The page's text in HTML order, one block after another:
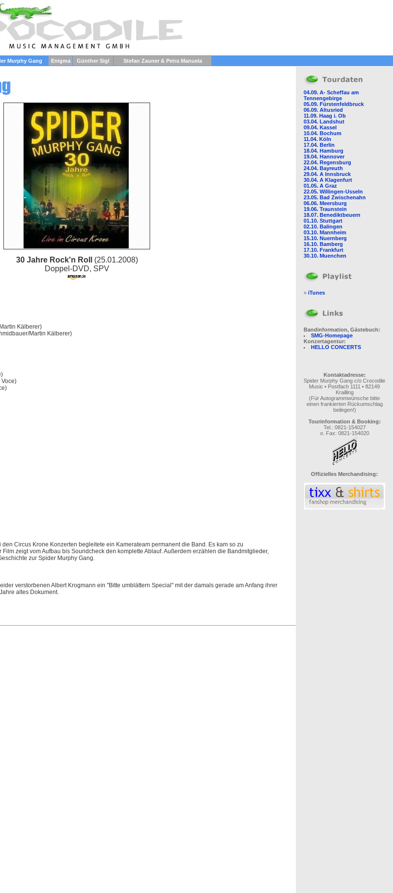
Murphy Gang Enigma Günther Sigl Stefan Zauner & Petra Manuela
30 Jahre Rock'n Roll
(25.01.2008)
Doppel-DVD, SPV
Kälberer)
Martin Kälberer)
Circus Krone Konzerten begleitete ein Kamerateam permanent die Band. Es kam so zu
zeigt vom Aufbau bis Soundcheck den komplette Ablauf. Außerdem erzählen die Bandmitglieder,
zur Spider Murphy Gang.
verstorbenen Albert Krogmann ein "Bitte umblättern Special" mit der damals gerade am Anfang ihrer
altes Dokument.
04.09. A- Scheffau am
Tennengebirge
05.09. Fürstenfeldbruck
06.09. Altusried
11.09. Haag i. Ob
03.04. Landshut
09.04. Kassel
10.04. Bochum
11.04. Köln
17.04. Berlin
18.04. Hamburg
19.04. Hannover
22.04. Regensburg
24.04. Bayreuth
29.04. A Innsbruck
30.04. A Klagenfurt
01.05. A Graz
22.05. Willingen-Usseln
23.05. Bad Zwischenahn
06.06. Meersburg
19.06. Traunstein
18.07. Benediktbeuern
01.10. Stuttgart
02.10. Balingen
03.10. Mannheim
15.10. Nuernberg
16.10. Bamberg
17.10. Frankfurt
30.10. Muenchen
» iTunes
Bandinformation, Gästebuch:
SMG-Homepage
Konzertagentur:
HELLO CONCERTS
Kontaktadresse:
Spider Murphy Gang c/o Crocodile
Music • Postfach 1111 • 82149
Krailling
(Für Autogrammwünsche bitte
einen frankierten Rückumschlag
beilegen!)
Tourinformation & Booking:
Tel.: 0821-154027
o. Fax: 0821-154020
Offizielles Merchandising: